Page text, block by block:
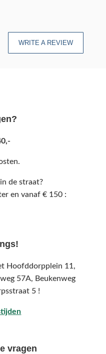
WRITE A REVIEW
de straat?
en vanaf € 150 :
Hoofddorpplein 11,
57A, Beukenweg
5 !
vragen